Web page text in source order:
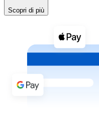
Vedi tutto
Buoni cripto
Acquista
Acquista con
Bonifico SEPA
Scopri di più